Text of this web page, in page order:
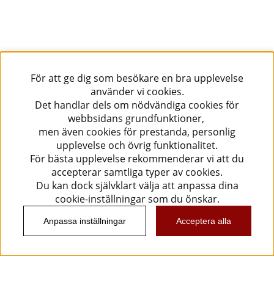
För att ge dig som besökare en bra upplevelse
använder vi cookies.
Det handlar dels om nödvändiga cookies för
webbsidans grundfunktioner,
men även cookies för prestanda, personlig
upplevelse och övrig funktionalitet.
För bästa upplevelse rekommenderar vi att du
accepterar samtliga typer av cookies.
Du kan dock självklart välja att anpassa dina
cookie-inställningar som du önskar.
Anpassa inställningar Acceptera alla